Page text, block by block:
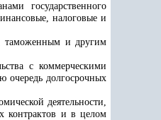
государственного
налоговые и
таможенным и другим
с коммерческими
очередь долгосрочных
деятельности,
контрактов и в целом